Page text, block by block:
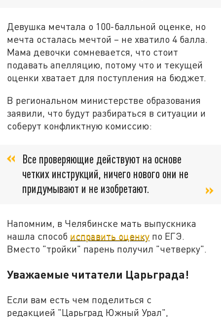
Девушка мечтала о 100-балльной оценке, но
мечта осталась мечтой – не хватило 4 балла.
Мама девочки сомневается, что стоит
подавать апелляцию, потому что и текущей
оценки хватает для поступления на бюджет.
В региональном министерстве образования
заявили, что будут разбираться в ситуации и
соберут конфликтную комиссию:
Все проверяющие действуют на основе
четких инструкций, ничего нового они не
придумывают и не изобретают.
Напомним, в Челябинске мать выпускника
нашла способ исправить оценку по ЕГЭ.
Вместо "тройки" парень получил "четверку".
Уважаемые читатели Царьграда!
Если вам есть чем поделиться с
редакцией "Царьград Южный Урал",